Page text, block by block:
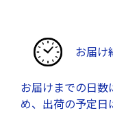
お届け
お届けまでの日数
め、出荷の予定日